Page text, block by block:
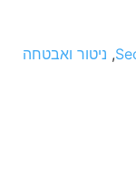
, ניטור ואבטחה